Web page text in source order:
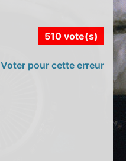
510 vote(s)
Voter pour cette erreur